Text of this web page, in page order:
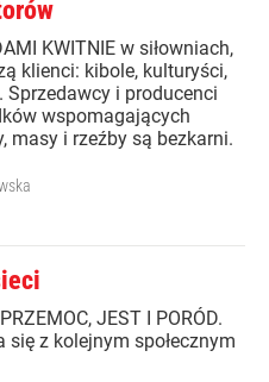
KWITNIE w siłowniach,
klienci: kibole, kulturyści,
Sprzedawcy i producenci
wspomagających
masy i rzeźby są bezkarni.
JEST I PORÓD.
się z kolejnym społecznym